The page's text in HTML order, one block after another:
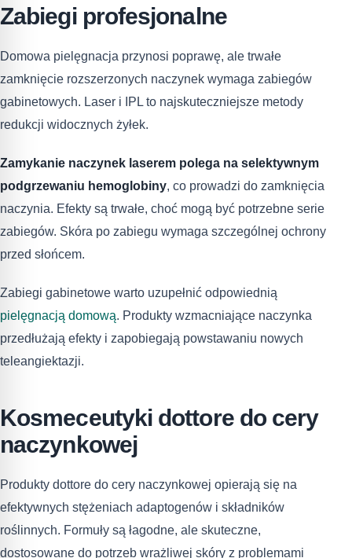
Zabiegi profesjonalne
Domowa pielęgnacja przynosi poprawę, ale trwałe
zamknięcie rozszerzonych naczynek wymaga zabiegów
gabinetowych. Laser i IPL to najskuteczniejsze metody
redukcji widocznych żyłek.
Zamykanie naczynek laserem polega na selektywnym
podgrzewaniu hemoglobiny, co prowadzi do zamknięcia
naczynia. Efekty są trwałe, choć mogą być potrzebne serie
zabiegów. Skóra po zabiegu wymaga szczególnej ochrony
przed słońcem.
Zabiegi gabinetowe warto uzupełnić odpowiednią
pielęgnacją domową. Produkty wzmacniające naczynka
przedłużają efekty i zapobiegają powstawaniu nowych
teleangiektazji.
Kosmeceutyki dottore do cery
naczynkowej
Produkty dottore do cery naczynkowej opierają się na
efektywnych stężeniach adaptogenów i składników
roślinnych. Formuły są łagodne, ale skuteczne,
dostosowane do potrzeb wrażliwej skóry z problemami